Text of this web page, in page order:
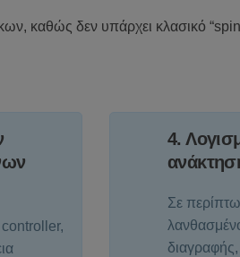
καθώς δεν υπάρχει κλασικό
controller,
4.
Σε